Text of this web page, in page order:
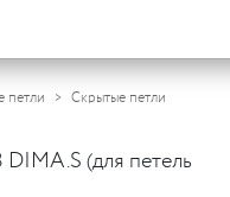
петли
Скрытые петли
(для петель